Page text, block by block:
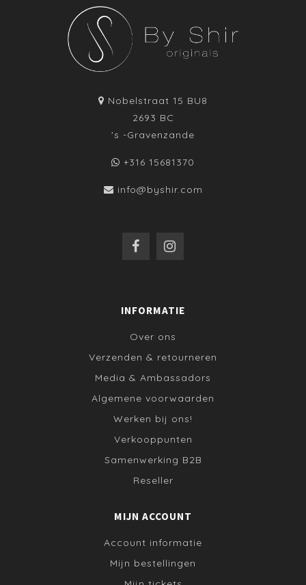
Nobelstraat 15 BU8
2693 BC
's -Gravenzande
+316 15681370
info@byshir.com
INFORMATIE
Over ons
Verzenden & retourneren
Media & Ambassadors
Algemene voorwaarden
Werken bij ons!
Verkooppunten
Samenwerking B2B
Reseller
MIJN ACCOUNT
Account informatie
Mijn bestellingen